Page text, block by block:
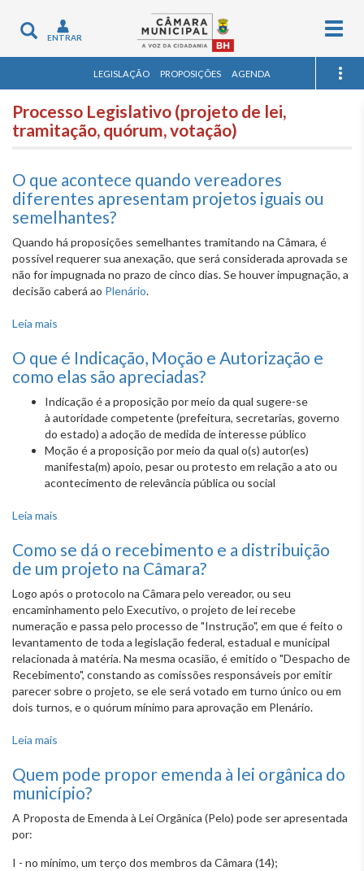
Toggle
navigation
ENTRAR
LEGISLAÇÃO PROPOSIÇÕES AGENDA
Processo Legislativo (projeto de lei,
tramitação, quórum, votação)
O que acontece quando vereadores
diferentes apresentam projetos iguais ou
semelhantes?
Quando há proposições semelhantes tramitando na Câmara, é
possível requerer sua anexação, que será considerada aprovada se
não for impugnada no prazo de cinco dias. Se houver impugnação, a
decisão caberá ao Plenário.
Leia mais
O que é Indicação, Moção e Autorização e
como elas são apreciadas?
Indicação é a proposição por meio da qual sugere-se
à autoridade competente (prefeitura, secretarias, governo
do estado) a adoção de medida de interesse público
​Moção é a proposição por meio da qual o(s) autor(es)
manifesta(m) apoio, pesar ou protesto em relação a ato ou
acontecimento de relevância pública ou social
Leia mais
Como se dá o recebimento e a distribuição
de um projeto na Câmara?
Logo após o protocolo na Câmara pelo vereador, ou seu
encaminhamento pelo Executivo, o projeto de lei recebe
numeração e passa pelo processo de "Instrução", em que é feito o
levantamento de toda a legislação federal, estadual e municipal
relacionada à matéria. Na mesma ocasião, é emitido o "Despacho de
Recebimento", constando as comissões responsáveis por emitir
parecer sobre o projeto, se ele será votado em turno único ou em
dois turnos, e o quórum mínimo para aprovação em Plenário.
Leia mais
Quem pode propor emenda à lei orgânica do
município?
A Proposta de Emenda à Lei Orgânica (Pelo) pode ser apresentada
por:
I - no mínimo, um terço dos membros da Câmara (14);